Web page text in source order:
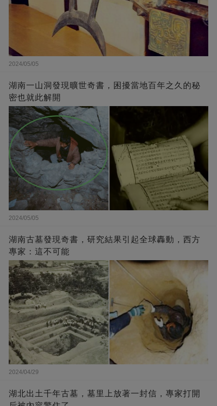
2024/05/05
湖南一山洞發現曠世奇書，困擾當地百年之久的秘
密也就此解開
2024/05/05
湖南古墓發現奇書，研究結果引起全球轟動，西方
專家：這不可能
2024/04/29
湖北出土千年古墓，墓里上放著一封信，專家打開